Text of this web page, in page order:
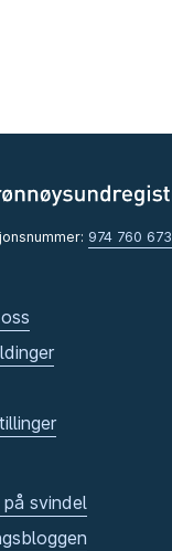
974 760 673
svindel